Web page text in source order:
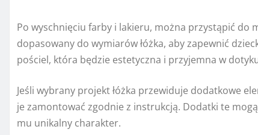
Po wyschnięciu farby i lakieru, można przystąpić
dopasowany do wymiarów łóżka, aby zapewnić
pościel, która będzie estetyczna i przyjemna w
Jeśli wybrany projekt łóżka przewiduje dodatkowe
je zamontować zgodnie z instrukcją. Dodatki te
mu unikalny charakter.